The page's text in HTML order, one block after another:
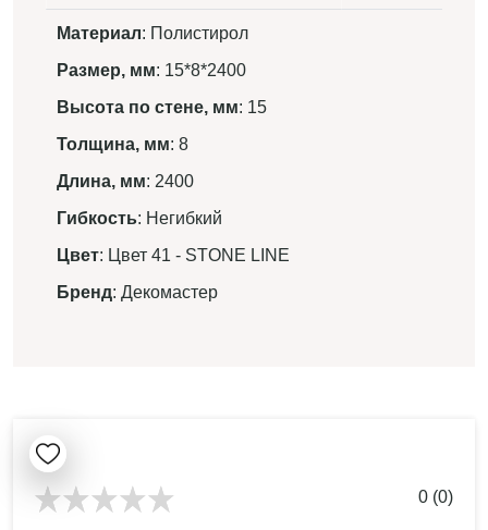
Материал: Полистирол
Размер, мм: 15*8*2400
Высота по стене, мм: 15
Толщина, мм: 8
Длина, мм: 2400
Гибкость: Негибкий
Цвет: Цвет 41 - STONE LINE
Бренд: Декомастер
0 (0)